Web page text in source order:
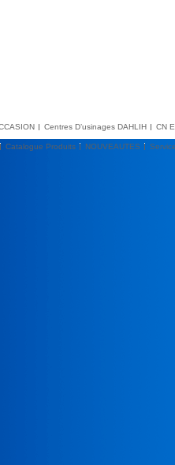
Centres D’usinages DAHLIH CN
Catalogue Produits NOUVEAUTES